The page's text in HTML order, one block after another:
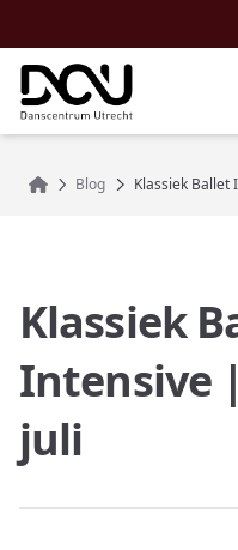
HomeBlog Klassiek Ballet
Klassiek
Intensive
juli